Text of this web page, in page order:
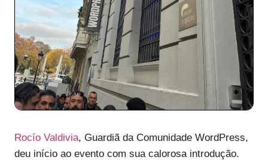
Rocío Valdivia, Guardiã da Comunidade WordPress,
deu início ao evento com sua calorosa introdução.